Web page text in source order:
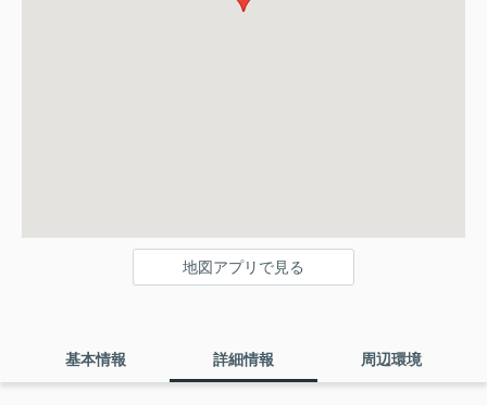
地図アプリで見る
基本情報 詳細情報 周辺環境